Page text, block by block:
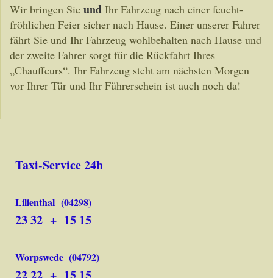
Wir bringen Sie und Ihr Fahrzeug nach einer feucht-
fröhlichen Feier sicher nach Hause. Einer unserer Fahrer
fährt Sie und Ihr Fahrzeug wohlbehalten nach Hause und
der zweite Fahrer sorgt für die Rückfahrt Ihres
„Chauffeurs“. Ihr Fahrzeug steht am nächsten Morgen
vor Ihrer Tür und Ihr Führerschein ist auch noch da!
Taxi-Service 24h
Lilienthal (04298)
23 32 + 15 15
Worpswede (04792)
22 22 + 15 15